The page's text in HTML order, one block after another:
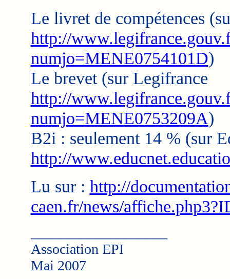
Le livret de compétences
http://
numjo=MENE0754101D)
Le brevet (sur Legifrance
http://
numjo=MENE0753209A)
B2i : seulement 14 % (sur
http://
Lu sur : http://
caen.fr/news/
Association EPI
Mai 2007